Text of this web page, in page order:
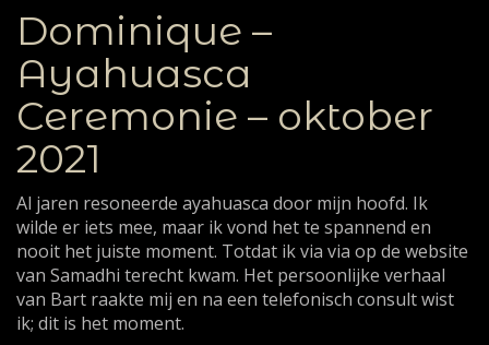
Dominique –
Ayahuasca
Ceremonie – oktober
2021
Al jaren resoneerde ayahuasca door mijn hoofd. Ik
wilde er iets mee, maar ik vond het te spannend en
nooit het juiste moment. Totdat ik via via op de website
van Samadhi terecht kwam. Het persoonlijke verhaal
van Bart raakte mij en na een telefonisch consult wist
ik; dit is het moment.